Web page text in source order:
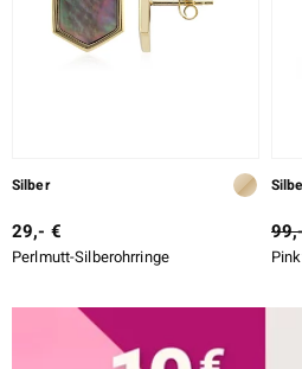
Silber
29,- €
Perlmutt-Silberohrringe